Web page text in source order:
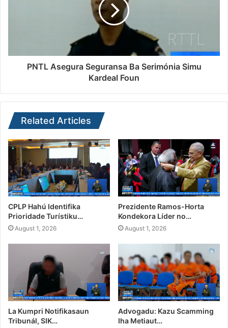
PNTL Asegura Seguransa Ba Serimónia Simu
Kardeal Foun
Related Articles
CPLP Hahú Identifika
Prioridade Turístiku…
August 1, 2026
Prezidente Ramos-Horta
Kondekora Líder no…
August 1, 2026
La Kumpri Notifikasaun
Tribunál, SIK…
Advogadu: Kazu Scamming
Iha Metiaut…